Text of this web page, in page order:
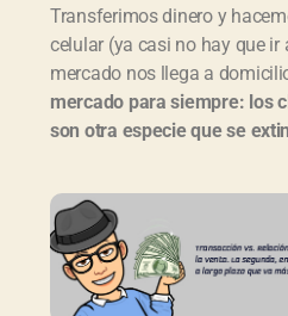
Transferimos dinero y
celular (ya casi no hay que ir
mercado nos llega a
mercado para siempre: los
son otra especie que se